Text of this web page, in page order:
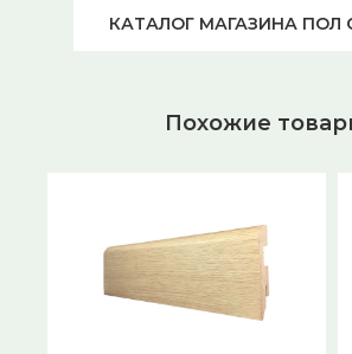
КАТАЛОГ МАГАЗИНА ПОЛ
Похожие